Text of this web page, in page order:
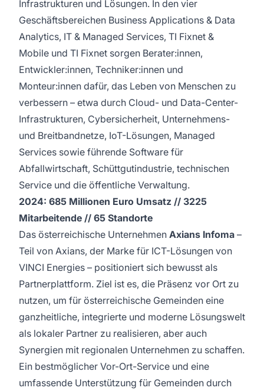
Infrastrukturen und Lösungen. In den vier
Geschäftsbereichen Business Applications & Data
Analytics, IT & Managed Services, TI Fixnet &
Mobile und TI Fixnet sorgen Berater:innen,
Entwickler:innen, Techniker:innen und
Monteur:innen dafür, das Leben von Menschen zu
verbessern – etwa durch Cloud- und Data-Center-
Infrastrukturen, Cybersicherheit, Unternehmens-
und Breitbandnetze, IoT-Lösungen, Managed
Services sowie führende Software für
Abfallwirtschaft, Schüttgutindustrie, technischen
Service und die öffentliche Verwaltung.
2024: 685 Millionen Euro Umsatz // 3225
Mitarbeitende // 65 Standorte
Das österreichische Unternehmen Axians Infoma –
Teil von Axians, der Marke für ICT-Lösungen von
VINCI Energies – positioniert sich bewusst als
Partnerplattform. Ziel ist es, die Präsenz vor Ort zu
nutzen, um für österreichische Gemeinden eine
ganzheitliche, integrierte und moderne Lösungswelt
als lokaler Partner zu realisieren, aber auch
Synergien mit regionalen Unternehmen zu schaffen.
Ein bestmöglicher Vor-Ort-Service und eine
umfassende Unterstützung für Gemeinden durch